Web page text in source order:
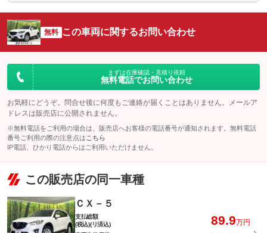
無料 この車両に関するお問い合わせ
まずは在庫確認・見積り依頼
無料電話でお問い合わせ
お気軽にどうぞ。問合せ後に何度もご連絡が届くことはありません。メールア
ドレスは販売店に公開されません。
※無料電話をご利用の場合は、販売店へお客様の電話番号が通知されます。無料電話
番号ご利用の際の注意点は こちら
IP電話、ひかり電話からはご利用いただけません。
この販売店の同一車種
ＣＸ－５
支払総額
(税込)(リ済込)
89.9万円